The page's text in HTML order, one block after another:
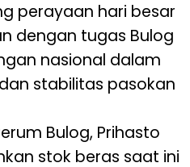
perayaan hari besar
dengan tugas Bulog
nasional dalam
stabilitas pasokan
Bulog, Prihasto
stok beras saat ini